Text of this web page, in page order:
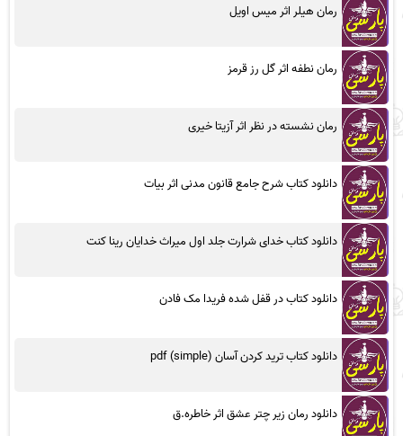
رمان هیلر اثر میس اویل
رمان نطفه اثر گل رز قرمز
رمان نشسته در نظر اثر آزیتا خیری
دانلود کتاب شرح جامع قانون مدنی اثر بیات
دانلود کتاب خدای شرارت جلد اول میراث خدایان رینا کنت
دانلود کتاب در قفل شده فریدا مک فادن
دانلود کتاب ترید کردن آسان (simple) pdf
دانلود رمان زیر چتر عشق اثر خاطره.ق